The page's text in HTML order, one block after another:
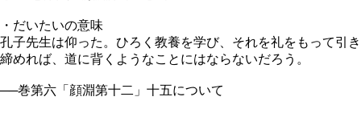
・だいたいの意味
孔子先生は仰った。ひろく教養を学び、それを礼をもって引き
締めれば、道に背くようなことにはならないだろう。
──巻第六「顔淵第十二」十五について